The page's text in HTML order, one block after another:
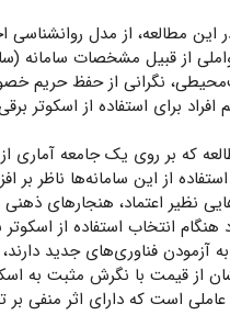
این مطالعه، از مدل
از قبیل مشخصات سامانه
نگرانی از حفظ حریم
برای استفاده از اسکوتر برقی
که بر روی یک جامعه آماری از
از این سامانه‌ها ناظر بر
نظیر اعتماد، هنجارهای
انتخاب استفاده از
آزمودن فناوری‌های جدید
از قیمت با نگرش مثبت به
است که دارای اثر منفی بر